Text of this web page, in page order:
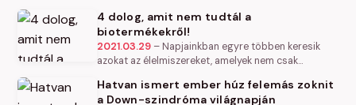
tudta maga mögött hagyni a nehéz heteket, a…
4 dolog, amit nem tudtál a
biotermékekről!
2021.03.29 – Napjainkban egyre többen keresik
azokat az élelmiszereket, amelyek nem csak
hanem megvásárlásukkal a környezet…
Hatvan ismert ember húz felemás zoknit
a Down-szindróma világnapján